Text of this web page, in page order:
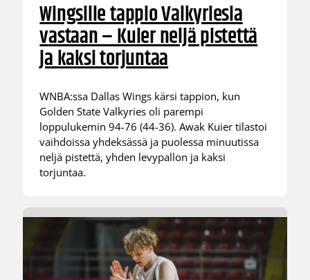
Wingsille tappio Valkyriesia
vastaan – Kuier neljä pistettä
ja kaksi torjuntaa
WNBA:ssa Dallas Wings kärsi tappion, kun
Golden State Valkyries oli parempi
loppulukemin 94-76 (44-36). Awak Kuier tilastoi
vaihdoissa yhdeksässä ja puolessa minuutissa
neljä pistettä, yhden levypallon ja kaksi
torjuntaa.